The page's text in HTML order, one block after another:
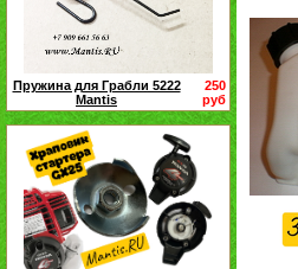
Пружина для Грабли 5222
Mantis
250
руб